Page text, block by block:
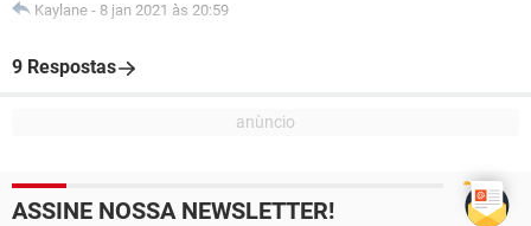
Kaylane - 8 jan 2021 às 20:59
9 Respostas
ASSINE NOSSA NEWSLETTER!